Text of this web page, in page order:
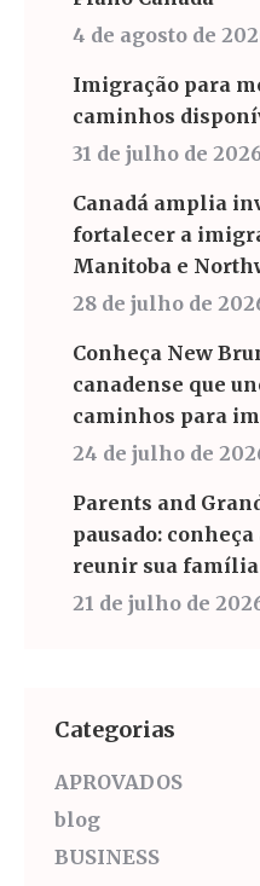
4 de agosto de
Imigração para
caminhos
31 de julho de
Canadá amplia
fortalecer a
Manitoba e
28 de julho de
Conheça New
canadense que
caminhos para
24 de julho de
Parents and
pausado:
reunir sua família
21 de julho de
Categorias
APROVADOS
blog
BUSINESS